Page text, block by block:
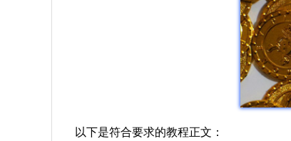
以下是符合要求的教程正文：